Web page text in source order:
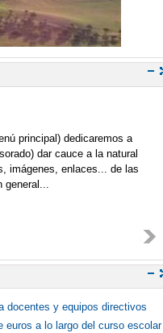
principal) dedicaremos a
dar cauce a la natural
imágenes, enlaces... de las
docentes y equipos directivos
euros a lo largo del curso escolar